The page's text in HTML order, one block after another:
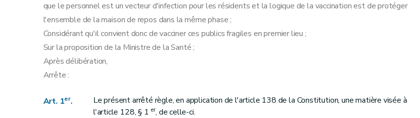
que le personnel est un vecteur d'infection pour les résidents et la logique de la vaccination est de protéger
l'ensemble de la maison de repos dans la même phase ;
Considérant qu'il convient donc de vacciner ces publics fragiles en premier lieu ;
Sur la proposition de la Ministre de la Santé ;
Après délibération,
Arrête :
Art. 1er.
Le présent arrêté règle, en application de l'article 138 de la Constitution, une matière visée à
l'article 128, § 1 er, de celle-ci.